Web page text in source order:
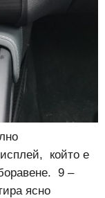
който е
9 –
ясно